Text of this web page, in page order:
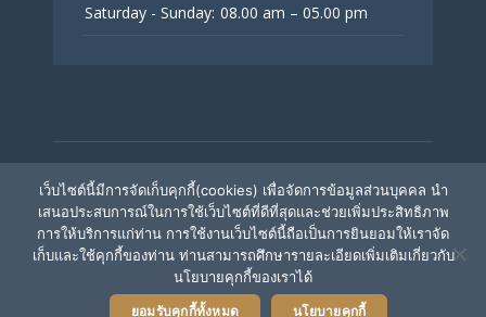
Saturday - Sunday: 08.00 am – 05.00 pm
© V Fertility Thailand
ติดตามเรา
เว็บไซต์นี้มีการจัดเก็บคุกกี้(cookies) เพื่อจัดการข้อมูลส่วนบุคคล นำ
เสนอประสบการณ์ในการใช้เว็บไซต์ที่ดีที่สุดและช่วยเพิ่มประสิทธิภาพ
การให้บริการแก่ท่าน การใช้งานเว็บไซต์นี้ถือเป็นการยินยอมให้เราจัด
เก็บและใช้คุกกี้ของท่าน ท่านสามารถศึกษารายละเอียดเพิ่มเติมเกี่ยวกับ
นโยบายคุกกี้ของเราได้
ยอมรับคุกกี้ทั้งหมด นโยบายคุกกี้